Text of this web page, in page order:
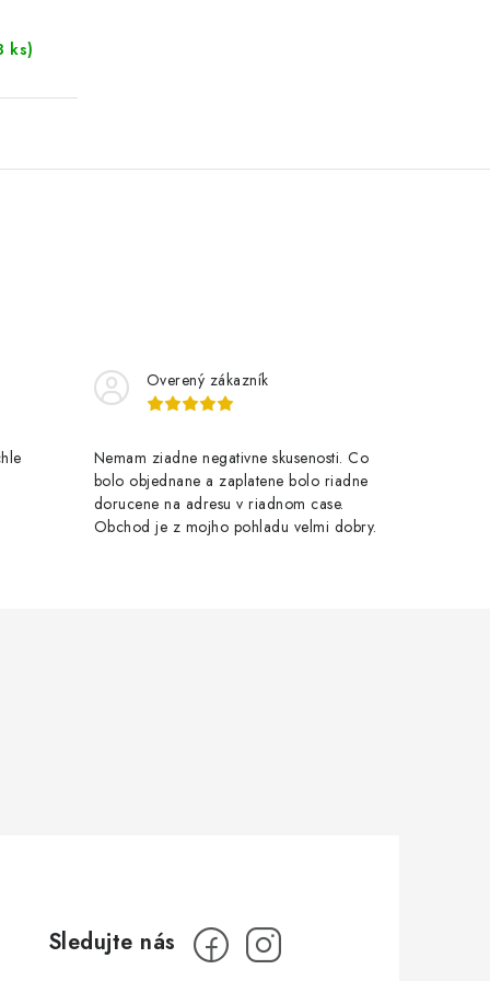
ks)
Overený zákazník
Nemam ziadne negativne skusenosti. Co
bolo objednane a zaplatene bolo riadne
dorucene na adresu v riadnom case.
Obchod je z mojho pohladu velmi dobry.